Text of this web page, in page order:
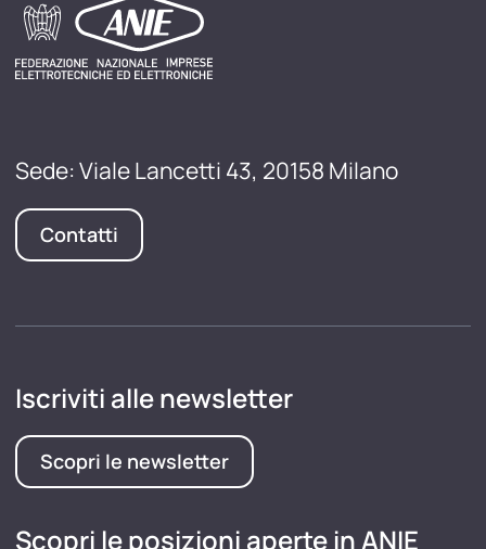
Sede: Viale Lancetti 43, 20158 Milano
Contatti
Iscriviti alle newsletter
Scopri le newsletter
Scopri le posizioni aperte in ANIE